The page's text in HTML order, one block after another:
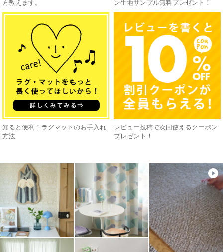
方教えます。
ン生地サンプル無料プレゼント！
知ると便利！ラグマットのお手入れ
方法
レビュー投稿で次回使えるクーポン
プレゼント！